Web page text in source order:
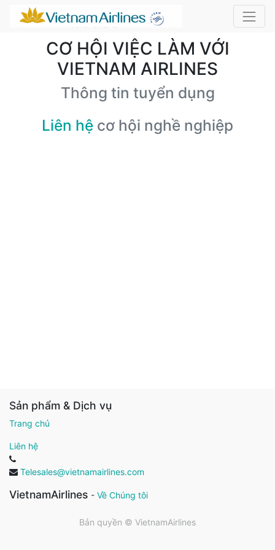
CƠ HỘI VIỆC LÀM VỚI
VIETNAM AIRLINES
Thông tin tuyển dụng
Liên hệ cơ hội nghề nghiệp
Sản phẩm & Dịch vụ
Trang chủ
Liên hệ
Telesales@vietnamairlines.com
VietnamAirlines - Về Chúng tôi
Bản quyền © VietnamAirlines